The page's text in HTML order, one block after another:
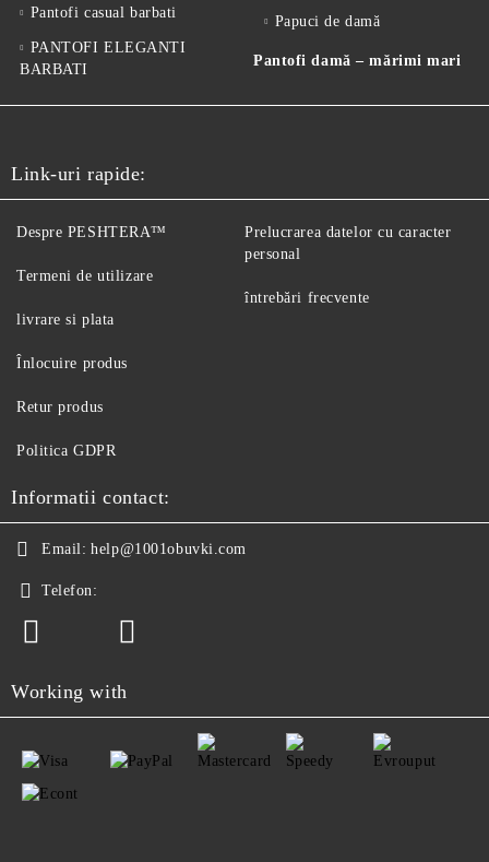
Pantofi casual barbati
PANTOFI ELEGANTI
BARBATI
Papuci de damă
Pantofi damă – mărimi mari
Link-uri rapide:
Despre PESHTERA™
Termeni de utilizare
livrare si plata
Înlocuire produs
Retur produs
Politica GDPR
Prelucrarea datelor cu caracter
personal
întrebări frecvente
Informatii contact:
Email: help@1001obuvki.com
Telefon:
Working with